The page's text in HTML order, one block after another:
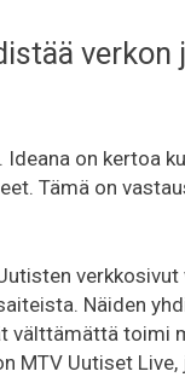
verkon
on kertoa
Tämä on
Näiden
välttämättä toimi
MTV Uutiset